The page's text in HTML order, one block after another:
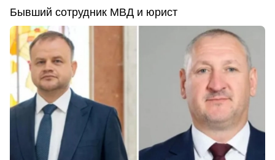
Бывший сотрудник МВД и юрист